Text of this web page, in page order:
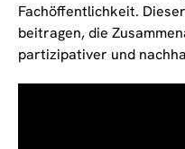
Fachöffentlichkeit.
beitragen, die
partizipativer und